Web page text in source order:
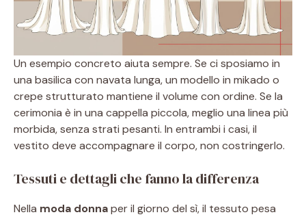
Un esempio concreto aiuta sempre. Se ci sposiamo in
una basilica con navata lunga, un modello in mikado o
crepe strutturato mantiene il volume con ordine. Se la
cerimonia è in una cappella piccola, meglio una linea più
morbida, senza strati pesanti. In entrambi i casi, il
vestito deve accompagnare il corpo, non costringerlo.
Tessuti e dettagli che fanno la differenza
Nella moda donnaper il giorno del sì, il tessuto pesa